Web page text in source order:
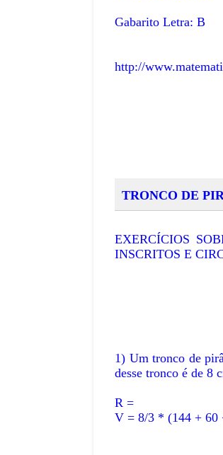
Gabarito Letra: B
http://
TRONCO DE
EXERCÍCIOS
INSCRITOS E
1) Um tronco de
desse tronco é de 8
R =
V = 8/3 * (144 + 60
,